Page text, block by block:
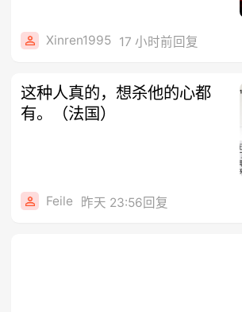
Xinren1995 17 小时前回复
这种人真的，想杀他的心都
有。（法国）
Feile 昨天 23:56回复